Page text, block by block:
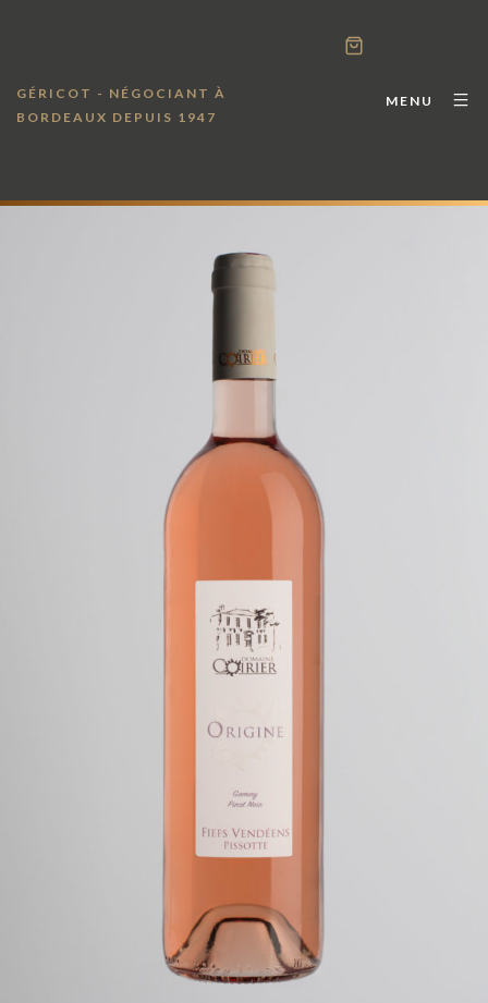
MENU
GÉRICOT - NÉGOCIANT À
BORDEAUX DEPUIS 1947